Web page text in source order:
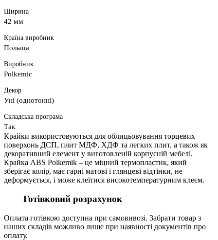
Ширина
42 мм
Країна виробник
Польща
Виробник
Polkemic
Декор
Уні (однотонні)
Складська програма
Так
Крайки використовуються для облицьовування торцевих
поверхонь ДСП, плит МДФ, ХДФ та легких плит, а також як
декоративний елемент у виготовленій корпусній мебелі.
Крайка ABS Polkemik – це міцний термопластик, який
зберігає колір, має гарні матові і глянцеві відтінки, не
деформується, і може клеїтися високотемпературним клеєм.
Готівковий розрахунок
Оплата готівкою доступна при самовивозі. Забрати товар з
наших складів можливо лише при наявності документів про
оплату.